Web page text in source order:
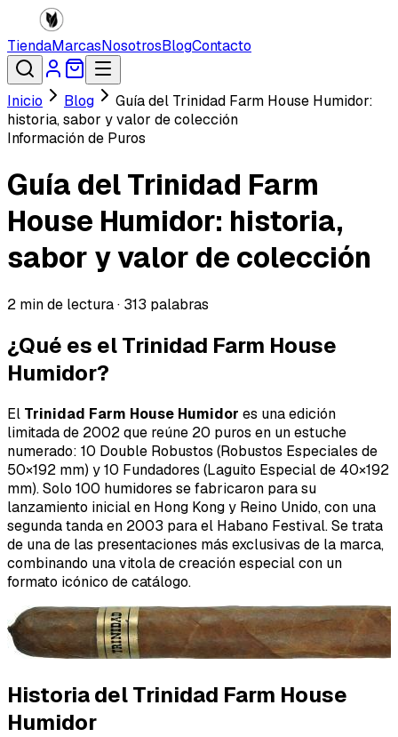
TiendaMarcasNosotrosBlogContacto
Inicio Blog
Guía del Trinidad Farm House Humidor:
historia, sabor y valor de colección
Información de Puros
Guía del Trinidad Farm
House Humidor: historia,
sabor y valor de colección
2 min de lectura · 313 palabras
¿Qué es el Trinidad Farm House
Humidor?
El Trinidad Farm House Humidor es una edición
limitada de 2002 que reúne 20 puros en un estuche
numerado: 10 Double Robustos (Robustos Especiales de
50×192 mm) y 10 Fundadores (Laguito Especial de 40×192
mm). Solo 100 humidores se fabricaron para su
lanzamiento inicial en Hong Kong y Reino Unido, con una
segunda tanda en 2003 para el Habano Festival. Se trata
de una de las presentaciones más exclusivas de la marca,
combinando una vitola de creación especial con un
formato icónico de catálogo.
Historia del Trinidad Farm House
Humidor